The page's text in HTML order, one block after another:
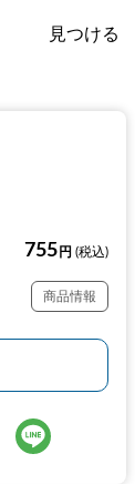
見つける
755 円 (税込)
商品情報